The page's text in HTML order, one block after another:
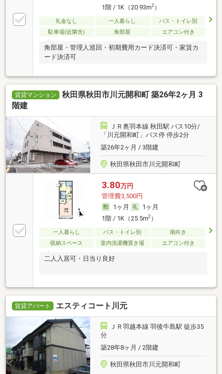
1階 / 1K（20.93m2）
礼金なし 一人暮らし
バス・トイレ別
駐車場(近隣含)
角部屋 エアコン付き
角部屋・管理人巡回・初期費用カード決済可・家賃カ
ード決済可
賃貸マンション
秋田県秋田市川元開和町 築26年2ヶ月 3
階建
ＪＲ奥羽本線 秋田駅 バス10分/
「川元開和町」バス停 停歩2分
築26年2ヶ月 / 3階建
秋田県秋田市川元開和町
3.80万円
管理費3,500円
1ヶ月
1ヶ月
1階 / 1K（25.5m2）
一人暮らし バス・トイレ別
南向き
収納スペース
室内洗濯機置き場 エアコン付き
二人入居可・日当り良好
賃貸アパート エスティコート川元
ＪＲ羽越本線 羽後牛島駅 徒歩35
分
築28年8ヶ月 / 2階建
秋田県秋田市川元開和町